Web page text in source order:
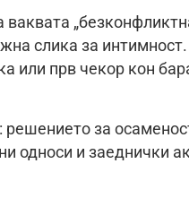
слика за
или прв чекор кон
решението за
односи и заеднички